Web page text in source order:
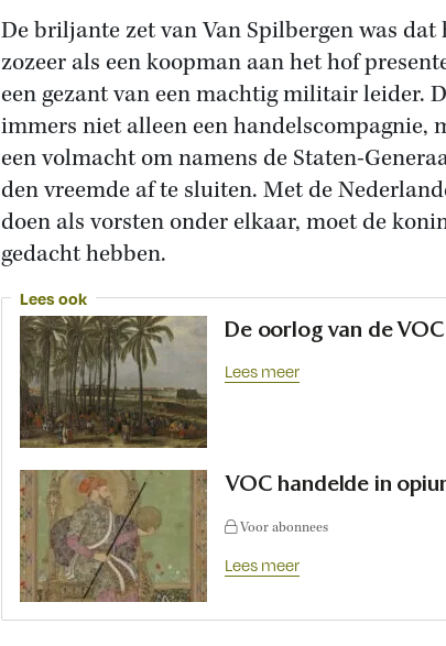
De briljante zet van Van Spilbergen was
zozeer als een koopman aan het hof
een gezant van een machtig militair leider.
immers niet alleen een handelscompagnie,
een volmacht om namens de Staten-
den vreemde af te sluiten. Met de
doen als vorsten onder elkaar, moet de
gedacht hebben.
Lees ook
De oorlog van de
Lees meer
VOC handelde in
Voor abonnees
Lees meer